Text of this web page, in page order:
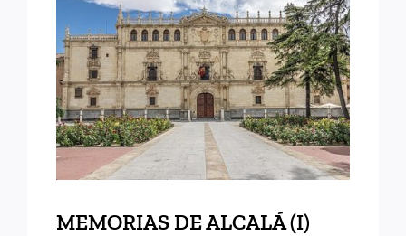
MEMORIAS DE ALCALÁ (I)
MEMORIAS DE ALCALÁ (I)